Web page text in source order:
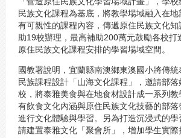
民族文化課程為基底，將教學場域融入在
有可親性的課程內容，傳遞原住民族文化
助19校辦理，最高補助200萬元鼓勵各校打
原住民族文化課程安排的學習場域空間。
國教署說明，宜蘭縣南澳鄉東澳國小將傳
民族課程設計「山海文化課程」，邀請部落
校，將泰雅美食與在地食材設計成一系列
有飲食文化內涵與原住民族文化技藝的部
進行文化體驗與學習。另為打造沉浸式的
請建置泰雅文化「聚會所」，增加學生實際